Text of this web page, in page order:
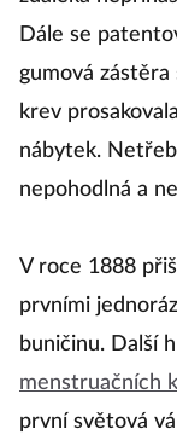
Dále se
gumová
krev
nábytek.
nepohodlná a
V roce 1888
prvními
buničinu. Další
menstruačních
první světová